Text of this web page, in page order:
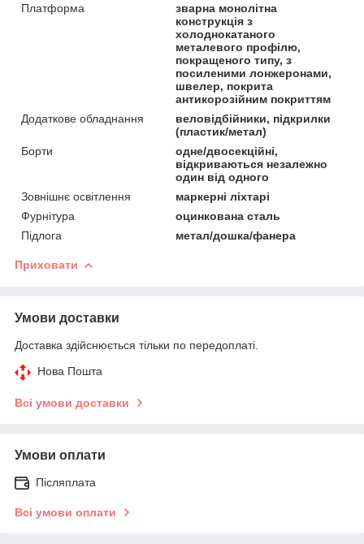
Платформа
зварна монолітна
конструкція з
холоднокатаного
металевого профілю,
покращеного типу, з
посиленими лонжеронами,
швелер, покрита
антикорозійним покриттям
Додаткове обладнання
веловідбійники, підкрилки
(пластик/метал)
Борти
одне/двосекційні,
відкриваються незалежно
один від одного
Зовнішнє освітлення
маркерні ліхтарі
Фурнітура
оцинкована сталь
Підлога
метал/дошка/фанера
Приховати
Умови доставки
Доставка здійснюється тільки по передоплаті.
Нова Пошта
Всі умови доставки
Умови оплати
Післяплата
Всі умови оплати